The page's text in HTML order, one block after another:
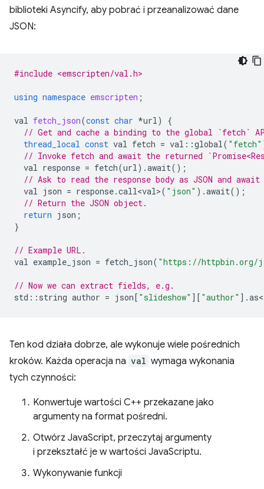
biblioteki Asyncify, aby pobrać i przeanalizować dane
JSON:
#include <emscripten/val.h>
using namespace emscripten ;
val fetch_json(const char *url)
{
// Get and cache a binding to the global `fetch`
thread_local const val fetch = val ::global( "fetch"
// Invoke fetch and await the returned
val response = fetch(url).await();
// Ask to read the response body as JSON and
val json = response.call<val>( "json" ).await();
// Return the JSON object.
return json ;
}
// Example URL.
val example_json = fetch_json( "https://httpbin.org/
// Now we can extract fields, e.g.
std :: string author = json[ "slideshow" ][ "author" ].
Ten kod działa dobrze, ale wykonuje wiele pośrednich
kroków. Każda operacja na val wymaga wykonania
tych czynności:
Konwertuje wartości C++ przekazane jako
argumenty na format pośredni.
Otwórz JavaScript, przeczytaj argumenty
i przekształć je w wartości JavaScriptu.
Wykonywanie funkcji